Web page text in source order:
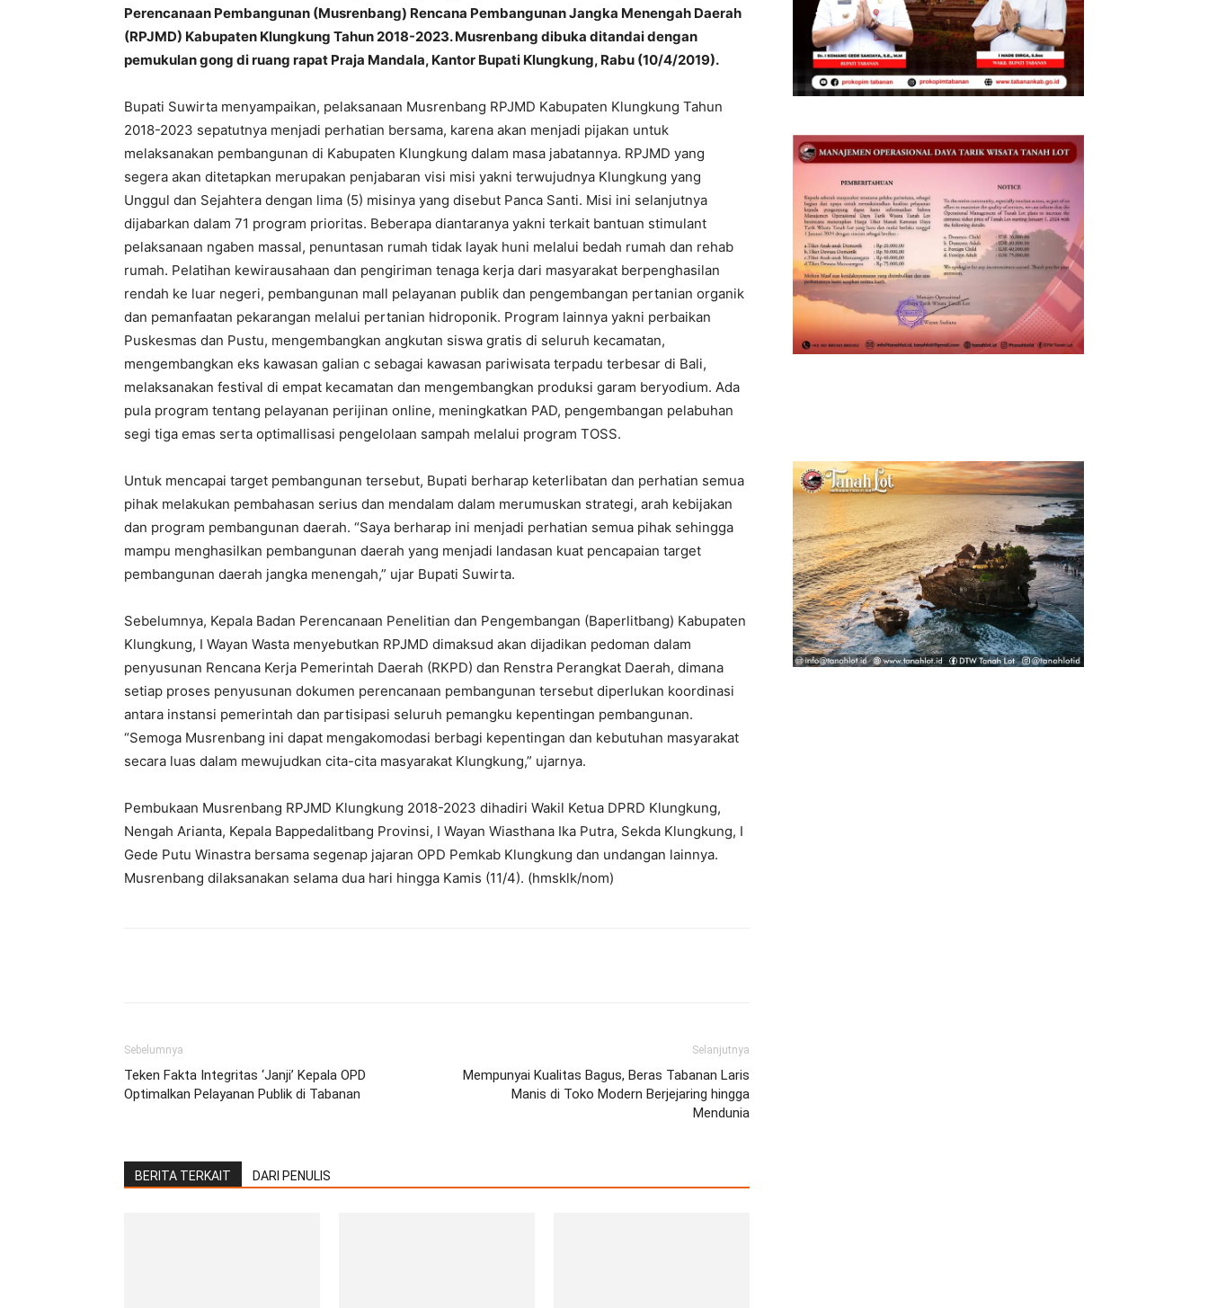
Perencanaan Pembangunan (Musrenbang) Rencana Pembangunan Jangka Menengah Daerah
(RPJMD) Kabupaten Klungkung Tahun 2018-2023. Musrenbang dibuka ditandai dengan
pemukulan gong di ruang rapat Praja Mandala, Kantor Bupati Klungkung, Rabu (10/4/2019).
Bupati Suwirta menyampaikan, pelaksanaan Musrenbang RPJMD Kabupaten Klungkung Tahun
2018-2023 sepatutnya menjadi perhatian bersama, karena akan menjadi pijakan untuk
melaksanakan pembangunan di Kabupaten Klungkung dalam masa jabatannya. RPJMD yang
segera akan ditetapkan merupakan penjabaran visi misi yakni terwujudnya Klungkung yang
Unggul dan Sejahtera dengan lima (5) misinya yang disebut Panca Santi. Misi ini selanjutnya
dijabarkan dalam 71 program prioritas. Beberapa diantaranya yakni terkait bantuan stimulant
pelaksanaan ngaben massal, penuntasan rumah tidak layak huni melalui bedah rumah dan rehab
rumah. Pelatihan kewirausahaan dan pengiriman tenaga kerja dari masyarakat berpenghasilan
rendah ke luar negeri, pembangunan mall pelayanan publik dan pengembangan pertanian organik
dan pemanfaatan pekarangan melalui pertanian hidroponik. Program lainnya yakni perbaikan
Puskesmas dan Pustu, mengembangkan angkutan siswa gratis di seluruh kecamatan,
mengembangkan eks kawasan galian c sebagai kawasan pariwisata terpadu terbesar di Bali,
melaksanakan festival di empat kecamatan dan mengembangkan produksi garam beryodium. Ada
pula program tentang pelayanan perijinan online, meningkatkan PAD, pengembangan pelabuhan
segi tiga emas serta optimallisasi pengelolaan sampah melalui program TOSS.
Untuk mencapai target pembangunan tersebut, Bupati berharap keterlibatan dan perhatian semua
pihak melakukan pembahasan serius dan mendalam dalam merumuskan strategi, arah kebijakan
dan program pembangunan daerah. “Saya berharap ini menjadi perhatian semua pihak sehingga
mampu menghasilkan pembangunan daerah yang menjadi landasan kuat pencapaian target
pembangunan daerah jangka menengah,” ujar Bupati Suwirta.
Sebelumnya, Kepala Badan Perencanaan Penelitian dan Pengembangan (Baperlitbang) Kabupaten
Klungkung, I Wayan Wasta menyebutkan RPJMD dimaksud akan dijadikan pedoman dalam
penyusunan Rencana Kerja Pemerintah Daerah (RKPD) dan Renstra Perangkat Daerah, dimana
setiap proses penyusunan dokumen perencanaan pembangunan tersebut diperlukan koordinasi
antara instansi pemerintah dan partisipasi seluruh pemangku kepentingan pembangunan.
“Semoga Musrenbang ini dapat mengakomodasi berbagi kepentingan dan kebutuhan masyarakat
secara luas dalam mewujudkan cita-cita masyarakat Klungkung,” ujarnya.
Pembukaan Musrenbang RPJMD Klungkung 2018-2023 dihadiri Wakil Ketua DPRD Klungkung,
Nengah Arianta, Kepala Bappedalitbang Provinsi, I Wayan Wiasthana Ika Putra, Sekda Klungkung, I
Gede Putu Winastra bersama segenap jajaran OPD Pemkab Klungkung dan undangan lainnya.
Musrenbang dilaksanakan selama dua hari hingga Kamis (11/4). (hmsklk/nom)
Sebelumnya
Teken Fakta Integritas ‘Janji’ Kepala OPD
Optimalkan Pelayanan Publik di Tabanan
Selanjutnya
Mempunyai Kualitas Bagus, Beras Tabanan Laris
Manis di Toko Modern Berjejaring hingga
Mendunia
BERITA TERKAIT DARI PENULIS